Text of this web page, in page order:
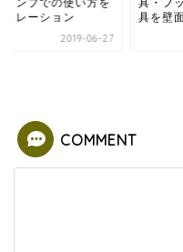
壁面収納
2019-10-07
COMMENT